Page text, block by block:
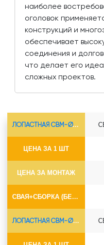
наиболее
оголовок
конструкций и
обеспечивает
соединения и
что делает его
сложных проектов.
ЛОПАСТНАЯ СВМ-Ø73*5.5
ЦЕНА ЗА 1 ШТ
ЦЕНА ЗА МОНТАЖ
СВАЯ+СБОРКА (БЕЗ ОГОЛОВКА)
ЛОПАСТНАЯ СВМ-Ø89*6.5